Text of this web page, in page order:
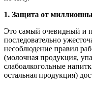
1. Защита от
Это самый очевидный и
последовательно
несоблюдение правил
(молочная продукция,
слабоалкогольные
остальная продукция)